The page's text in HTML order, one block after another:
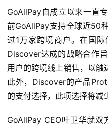
GoAllPay自成立以来一直
前GoAllPay支持全球近50
过1万家跨境商户。在国
Discover达成的战略合作
用户的跨境线上销售，以触
此外，Discover的产品
的支付选择，此项选择将减
GoAllPay CEO叶卫华就双